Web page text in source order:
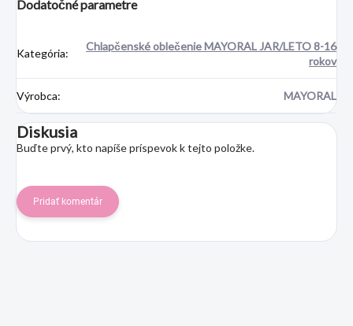
Dodatočné parametre
Kategória:
Chlapčenské oblečenie MAYORAL JAR/LETO 8-16
rokov
Výrobca: MAYORAL
Diskusia
Buďte prvý, kto napíše príspevok k tejto položke.
Pridať komentár